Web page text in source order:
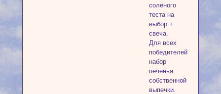
солёного
теста на
выбор +
свеча.
Для всех
победителей
набор
печенья
собственной
выпечки.